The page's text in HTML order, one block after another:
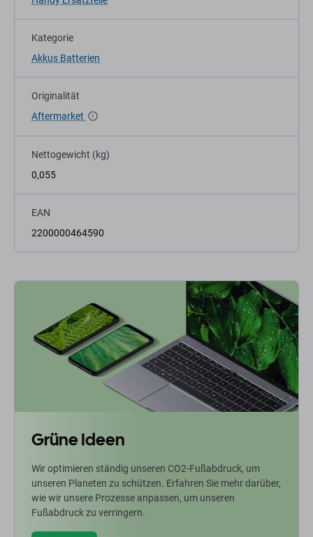
Kategorie
Akkus Batterien
Originalität
Aftermarket
Nettogewicht (kg)
0,055
EAN
2200000464590
Grüne Ideen
Wir optimieren ständig unseren CO2-Fußabdruck, um
unseren Planeten zu schützen. Erfahren Sie mehr darüber,
wie wir unsere Prozesse anpassen, um unseren
Fußabdruck zu verringern.